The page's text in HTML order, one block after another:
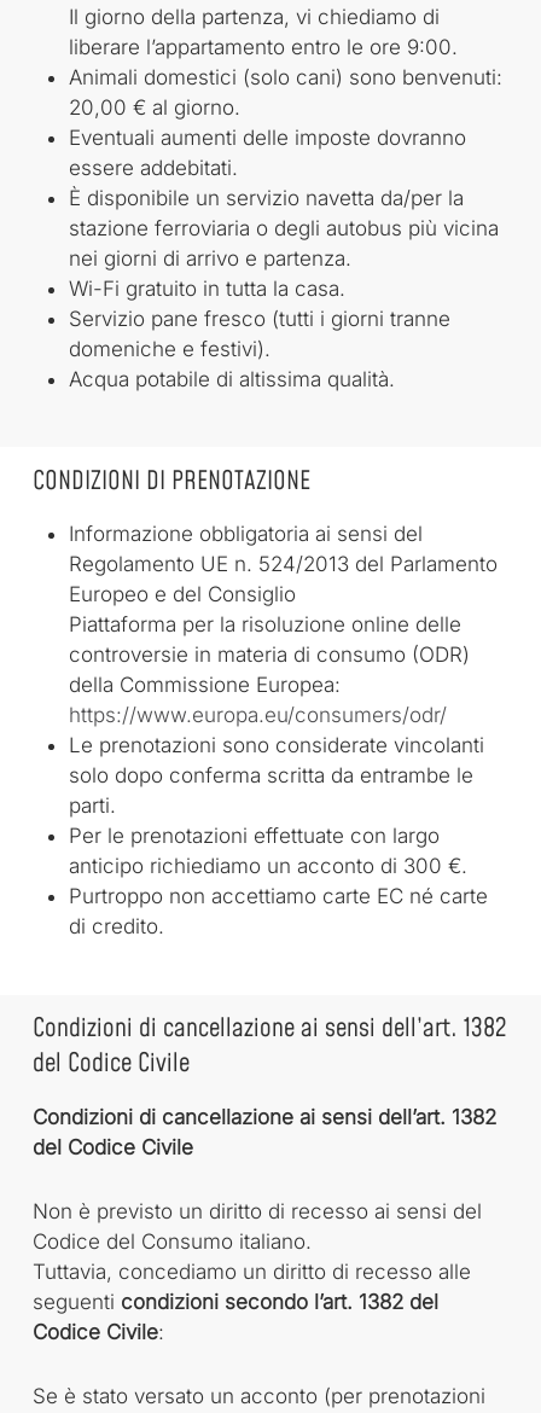
Il giorno della partenza, vi chiediamo di
liberare l’appartamento entro le ore 9:00.
Animali domestici (solo cani) sono benvenuti:
20,00 € al giorno.
Eventuali aumenti delle imposte dovranno
essere addebitati.
È disponibile un servizio navetta da/per la
stazione ferroviaria o degli autobus più vicina
nei giorni di arrivo e partenza.
Wi-Fi gratuito in tutta la casa.
Servizio pane fresco (tutti i giorni tranne
domeniche e festivi).
Acqua potabile di altissima qualità.
CONDIZIONI DI PRENOTAZIONE
Informazione obbligatoria ai sensi del
Regolamento UE n. 524/2013 del Parlamento
Europeo e del Consiglio
Piattaforma per la risoluzione online delle
controversie in materia di consumo (ODR)
della Commissione Europea:
https://www.europa.eu/consumers/odr/
Le prenotazioni sono considerate vincolanti
solo dopo conferma scritta da entrambe le
parti.
Per le prenotazioni effettuate con largo
anticipo richiediamo un acconto di 300 €.
Purtroppo non accettiamo carte EC né carte
di credito.
Condizioni di cancellazione ai sensi dell’art. 1382
del Codice Civile
Condizioni di cancellazione ai sensi dell’art. 1382
del Codice Civile
Non è previsto un diritto di recesso ai sensi del
Codice del Consumo italiano.
Tuttavia, concediamo un diritto di recesso alle
seguenti condizioni secondo l’art. 1382 del
Codice Civile:
Se è stato versato un acconto (per prenotazioni